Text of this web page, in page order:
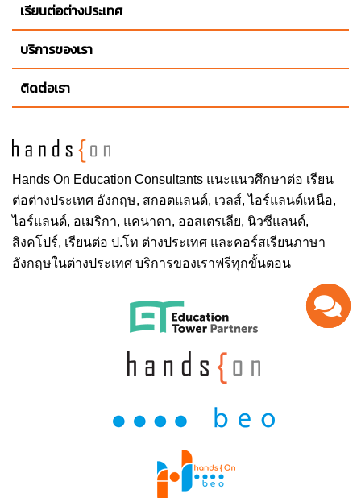
Hands On Education Consultants แนะแนวศึกษาต่อ เรียน
ต่อต่างประเทศ อังกฤษ, สกอตแลนด์, เวลส์, ไอร์แลนด์เหนือ,
ไอร์แลนด์, อเมริกา, แคนาดา, ออสเตรเลีย, นิวซีแลนด์,
สิงคโปร์, เรียนต่อ ป.โท ต่างประเทศ และคอร์สเรียนภาษา
อังกฤษในต่างประเทศ บริการของเราฟรีทุกขั้นตอน
เรียนต่อต่างประเทศ
บริการของเรา
ติดต่อเรา